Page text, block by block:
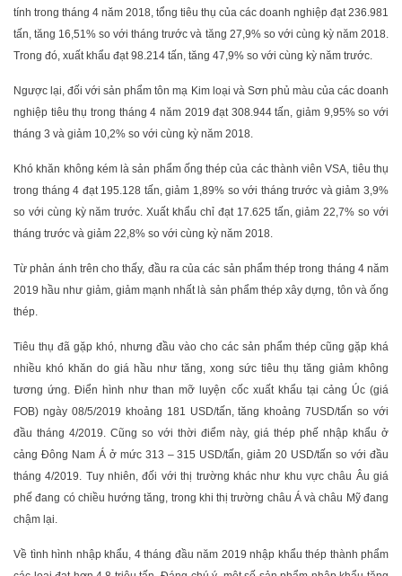
tính trong tháng 4 năm 2018, tổng tiêu thụ của các doanh nghiệp đạt 236.981
tấn, tăng 16,51% so với tháng trước và tăng 27,9% so với cùng kỳ năm 2018.
Trong đó, xuất khẩu đạt 98.214 tấn, tăng 47,9% so với cùng kỳ năm trước.
Ngược lại, đối với sản phẩm tôn mạ Kim loại và Sơn phủ màu của các doanh
nghiệp tiêu thụ trong tháng 4 năm 2019 đạt 308.944 tấn, giảm 9,95% so với
tháng 3 và giảm 10,2% so với cùng kỳ năm 2018.
Khó khăn không kém là sản phẩm ống thép của các thành viên VSA, tiêu thụ
trong tháng 4 đạt 195.128 tấn, giảm 1,89% so với tháng trước và giảm 3,9%
so với cùng kỳ năm trước. Xuất khẩu chỉ đạt 17.625 tấn, giảm 22,7% so với
tháng trước và giảm 22,8% so với cùng kỳ năm 2018.
Từ phản ánh trên cho thấy, đầu ra của các sản phẩm thép trong tháng 4 năm
2019 hầu như giảm, giảm mạnh nhất là sản phẩm thép xây dựng, tôn và ống
thép.
Tiêu thụ đã gặp khó, nhưng đầu vào cho các sản phẩm thép cũng gặp khá
nhiều khó khăn do giá hầu như tăng, xong sức tiêu thụ tăng giảm không
tương ứng. Điển hình như than mỡ luyện cốc xuất khẩu tại cảng Úc (giá
FOB) ngày 08/5/2019 khoảng 181 USD/tấn, tăng khoảng 7USD/tấn so với
đầu tháng 4/2019. Cũng so với thời điểm này, giá thép phế nhập khẩu ở
cảng Đông Nam Á ở mức 313 – 315 USD/tấn, giảm 20 USD/tấn so với đầu
tháng 4/2019. Tuy nhiên, đối với thị trường khác như khu vực châu Âu giá
phế đang có chiều hướng tăng, trong khi thị trường châu Á và châu Mỹ đang
chậm lại.
Về tình hình nhập khẩu, 4 tháng đầu năm 2019 nhập khẩu thép thành phẩm